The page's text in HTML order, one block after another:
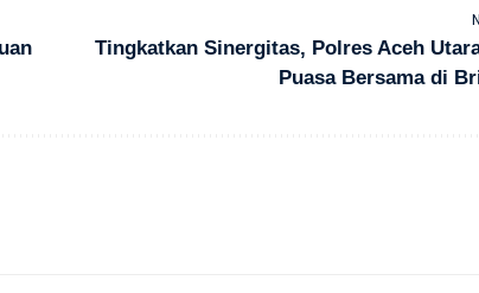
Tingkatkan Sinergitas, Polres Aceh
Puasa Bersama di